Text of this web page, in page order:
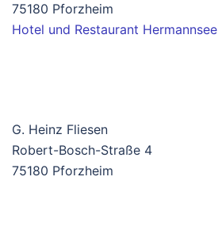
75180 Pforzheim
Hotel und Restaurant Hermannsee
G. Heinz Fliesen
Robert-Bosch-Straße 4
75180 Pforzheim